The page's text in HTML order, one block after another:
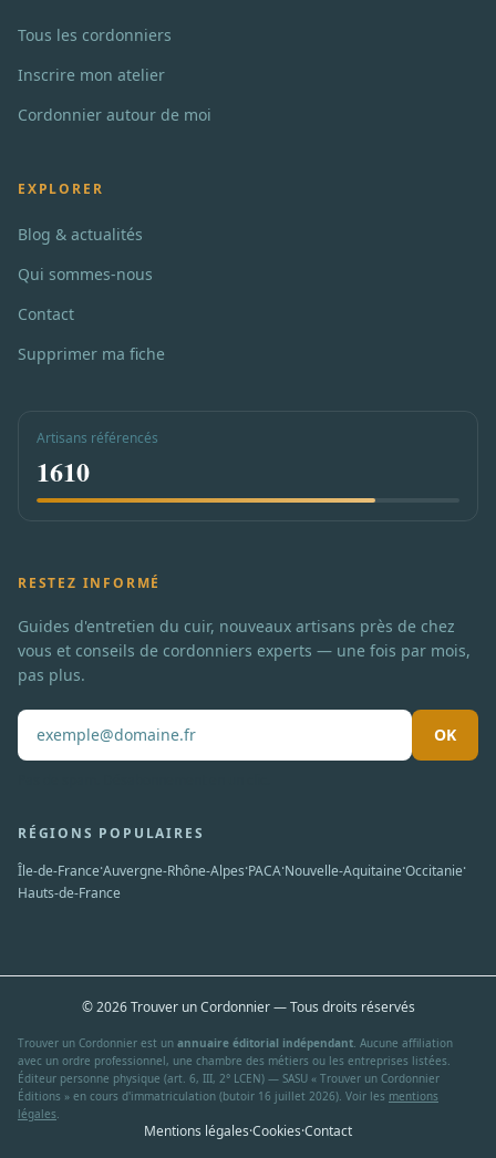
Tous les cordonniers
Inscrire mon atelier
Cordonnier autour de moi
EXPLORER
Blog & actualités
Qui sommes-nous
Contact
Supprimer ma fiche
Artisans référencés
1610
RESTEZ INFORMÉ
Guides d'entretien du cuir, nouveaux artisans près de chez
vous et conseils de cordonniers experts — une fois par mois,
pas plus.
OK
RÉGIONS POPULAIRES
Île-de-France·Auvergne-Rhône-Alpes·PACA·Nouvelle-Aquitaine·Occitanie·
Hauts-de-France
© 2026 Trouver un Cordonnier — Tous droits réservés
Trouver un Cordonnier est un annuaire éditorial indépendant. Aucune affiliation
avec un ordre professionnel, une chambre des métiers ou les entreprises listées.
Éditeur personne physique (art. 6, III, 2° LCEN) — SASU « Trouver un Cordonnier
Éditions » en cours d'immatriculation (butoir 16 juillet 2026). Voir les mentions
légales.
Mentions légales·Cookies·Contact